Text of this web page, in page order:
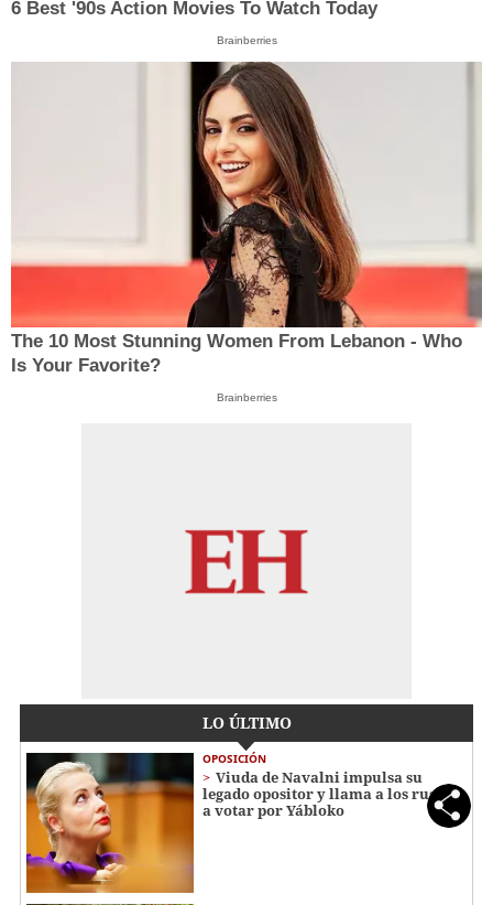
6 Best '90s Action Movies To Watch Today
Brainberries
The 10 Most Stunning Women From Lebanon - Who
Is Your Favorite?
Brainberries
LO ÚLTIMO
OPOSICIÓN
Viuda de Navalni impulsa su
legado opositor y llama a los rusos
a votar por Yábloko